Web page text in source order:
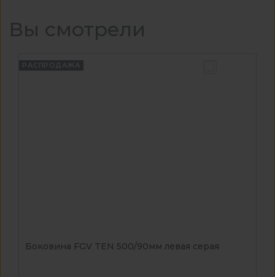
Вы смотрели
РАСПРОДАЖА
Боковина FGV TEN 500/90мм левая серая